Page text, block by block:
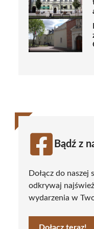
Bądź z
Dołącz do naszej
odkrywaj
wydarzenia w
Dołącz teraz!